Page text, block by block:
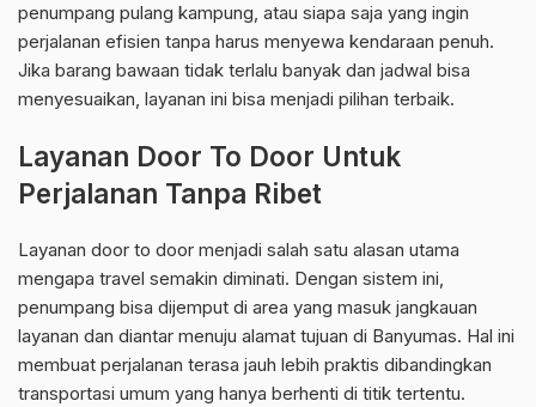
penumpang pulang kampung, atau siapa saja yang ingin
perjalanan efisien tanpa harus menyewa kendaraan penuh.
Jika barang bawaan tidak terlalu banyak dan jadwal bisa
menyesuaikan, layanan ini bisa menjadi pilihan terbaik.
Layanan Door To Door Untuk
Perjalanan Tanpa Ribet
Layanan door to door menjadi salah satu alasan utama
mengapa travel semakin diminati. Dengan sistem ini,
penumpang bisa dijemput di area yang masuk jangkauan
layanan dan diantar menuju alamat tujuan di Banyumas. Hal ini
membuat perjalanan terasa jauh lebih praktis dibandingkan
transportasi umum yang hanya berhenti di titik tertentu.